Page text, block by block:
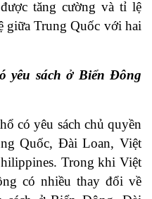
tăng cường và tỉ lệ
giữa Trung Quốc với hai
yêu sách ở Biển Đông
có yêu sách chủ quyền
Quốc, Đài Loan, Việt
Trong khi Việt
có nhiều thay đổi về